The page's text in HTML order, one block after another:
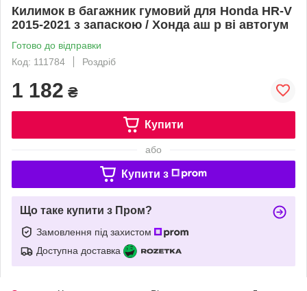
Килимок в багажник гумовий для Honda HR-V
2015-2021 з запаскою / Хонда аш р ві автогум
Готово до відправки
Код: 111784
Роздріб
1 182 ₴
Купити
або
Купити з
Що таке купити з Пром?
Замовлення під захистом
Доступна доставка